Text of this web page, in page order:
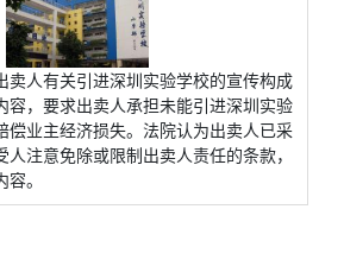
卖人有关引进深圳实验学校的宣传构成
容，要求出卖人承担未能引进深圳实验
偿业主经济损失。法院认为出卖人已采
注意免除或限制出卖人责任的条款，
。